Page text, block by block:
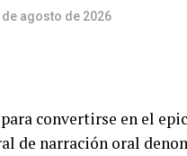
de agosto de 2026
convertirse en el
de narración oral